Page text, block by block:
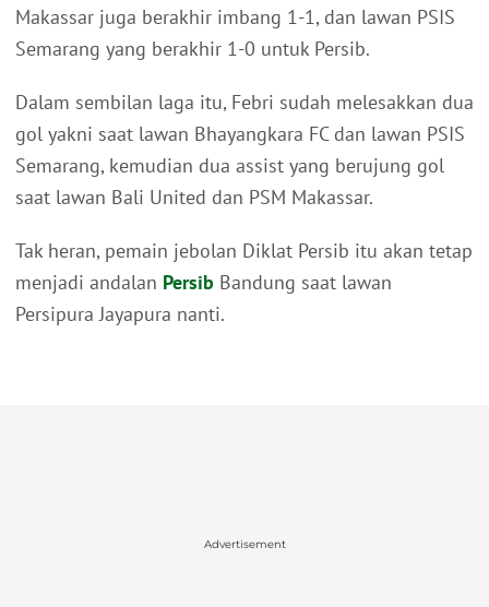
Makassar juga berakhir imbang 1-1, dan lawan PSIS
Semarang yang berakhir 1-0 untuk Persib.
Dalam sembilan laga itu, Febri sudah melesakkan dua
gol yakni saat lawan Bhayangkara FC dan lawan PSIS
Semarang, kemudian dua assist yang berujung gol
saat lawan Bali United dan PSM Makassar.
Tak heran, pemain jebolan Diklat Persib itu akan tetap
menjadi andalan Persib Bandung saat lawan
Persipura Jayapura nanti.
Advertisement